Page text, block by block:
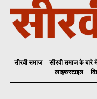
सीरवी समाज सीरवी समाज के बारे में
लाइफस्टाइल